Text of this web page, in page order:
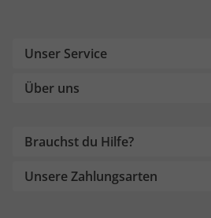
Unser Service
Über uns
Brauchst du Hilfe?
Unsere Zahlungsarten